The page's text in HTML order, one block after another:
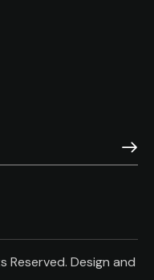
Reserved. Design and